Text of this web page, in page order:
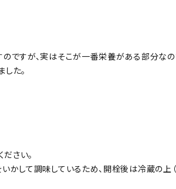
ですが、実はそこが一番栄養がある部分なの
た。
さい。
かして調味しているため、開栓後は冷蔵の上